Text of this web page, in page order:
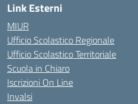
Link Esterni
MIUR
Ufficio Scolastico Regionale
Ufficio Scolastico Territoriale
Scuola in Chiaro
Iscrizioni On Line
Invalsi